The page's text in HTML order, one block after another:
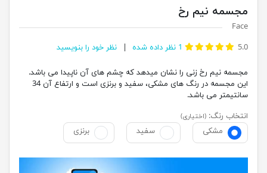
مجسمه نیم رخ
Face
5.0
1 نظر داده شده نظر خود را بنویسید
مجسمه نیم رخ زنی را نشان میدهد که چشم های آن ناپیدا می باشد.
این مجسمه در رنگ های مشکی، سفید و برنزی است و ارتفاع آن 34
سانتیمتر می باشد.
انتخاب رنگ: (اختیاری)
مشکی سفید برنزی